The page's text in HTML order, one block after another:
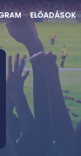
ELŐADÁSOK